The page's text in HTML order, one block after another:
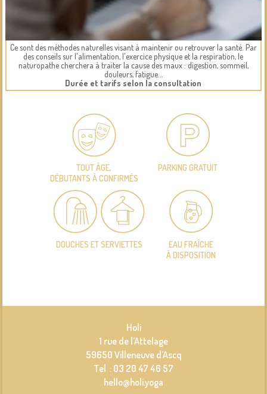
Ce sont des méthodes naturelles visant à maintenir ou retrouver la santé. Par
des conseils sur l'alimentation, l'exercice physique et la respiration, le
naturopathe cherchera à traiter la cause des maux : digestion, sommeil,
douleurs, fatigue…
Durée et tarifs selon la consultation
TOUT ÂGE,
DÉBUTANTS À CONFIRMÉS
PARKING GRATUIT
DOUCHES ET SERVIETTES
EAU FRAÎCHE
À DISPOSITION
Holi
1 rue de l’Attelage
59650 Villeneuve d’Ascq
Tel : 03 20 47 46 57
hello@holi.yoga